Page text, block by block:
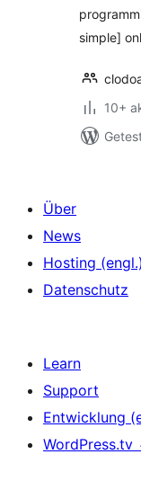
simple]
10+
Über
News
Hosting (engl.)
Datenschutz
Learn
Support
Entwicklung
WordPress.tv